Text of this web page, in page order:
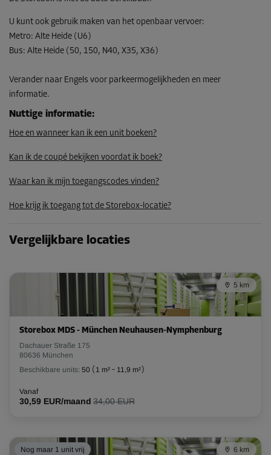
U kunt ook gebruik maken van het openbaar vervoer:
Metro: Alte Heide (U6)
Bus: Alte Heide (50, 150, N40, X35, X36)
Verander naar Engels voor parkeermogelijkheden en meer
informatie.
Nuttige informatie:
Hoe en wanneer kan ik een unit boeken?
Kan ik de coupé bekijken voordat ik boek?
Waar kan ik mijn toegangscodes vinden?
Hoe krijg ik toegang tot de Storebox-locatie?
Vergelijkbare locaties
5 km
Storebox MDS - München Neuhausen-Nymphenburg
Dachauer Straße 175
80636 München
Beschikbare units: 50 ( 1 m² - 11,9 m²)
Vanaf
30,59 EUR/maand 34,00 EUR
Nog maar 1 unit vrij 6 km